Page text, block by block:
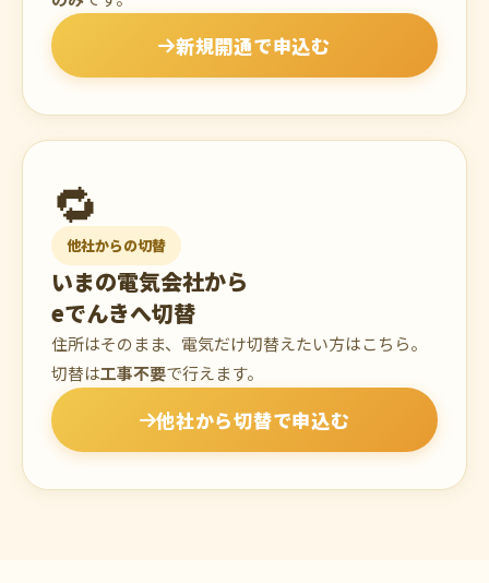
新規開通で申込む
🔁
他社からの切替
いまの電気会社から
eでんきへ切替
住所はそのまま、電気だけ切替えたい方はこちら。
切替は工事不要で行えます。
他社から切替で申込む